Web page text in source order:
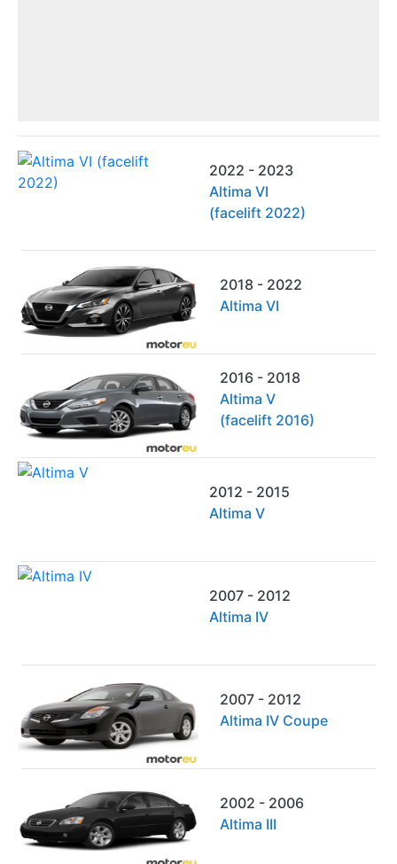
2022 - 2023
Altima VI
(facelift 2022)
2018 - 2022
Altima VI
2016 - 2018
Altima V
(facelift 2016)
2012 - 2015
Altima V
2007 - 2012
Altima IV
2007 - 2012
Altima IV Coupe
2002 - 2006
Altima III